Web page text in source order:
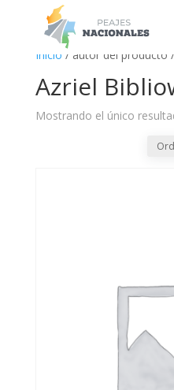
Inicio / autor del producto
Azriel
Mostrando el único